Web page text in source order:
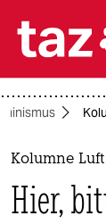
themen
politik
Kolumne
Hier,